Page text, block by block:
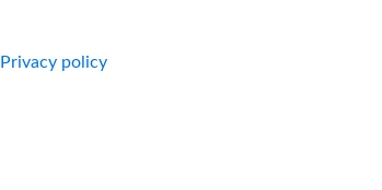
Privacy policy